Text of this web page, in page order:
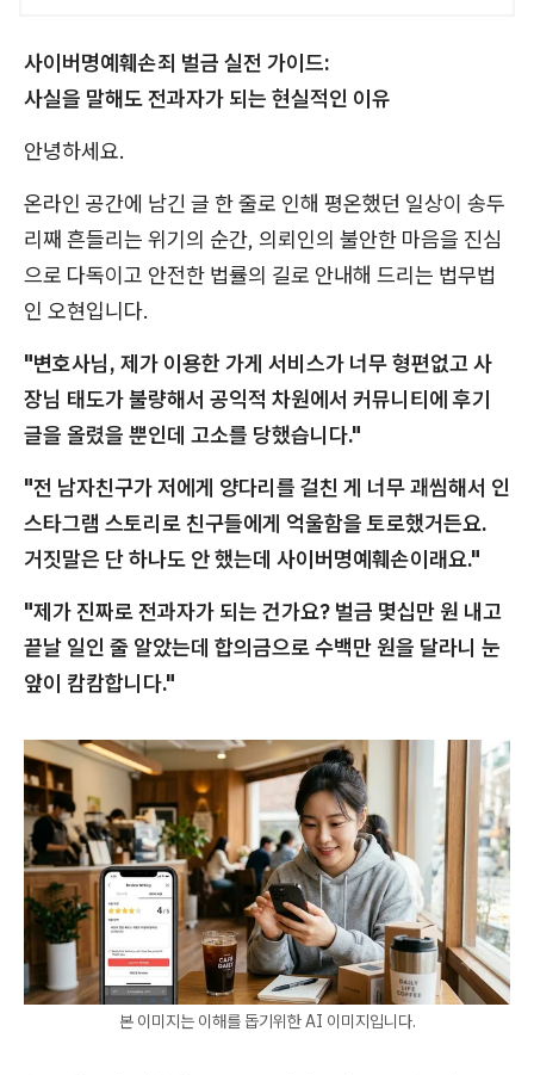
사이버명예훼손죄 벌금 실전 가이드:
사실을 말해도 전과자가 되는 현실적인 이유
안녕하세요.
온라인 공간에 남긴 글 한 줄로 인해 평온했던 일상이 송두
리째 흔들리는 위기의 순간, 의뢰인의 불안한 마음을 진심
으로 다독이고 안전한 법률의 길로 안내해 드리는 법무법
인 오현입니다.
"변호사님, 제가 이용한 가게 서비스가 너무 형편없고 사
장님 태도가 불량해서 공익적 차원에서 커뮤니티에 후기
글을 올렸을 뿐인데 고소를 당했습니다."
"전 남자친구가 저에게 양다리를 걸친 게 너무 괘씸해서 인
스타그램 스토리로 친구들에게 억울함을 토로했거든요.
거짓말은 단 하나도 안 했는데 사이버명예훼손이래요."
"제가 진짜로 전과자가 되는 건가요? 벌금 몇십만 원 내고
끝날 일인 줄 알았는데 합의금으로 수백만 원을 달라니 눈
앞이 캄캄합니다."
본 이미지는 이해를 돕기위한 AI 이미지입니다.